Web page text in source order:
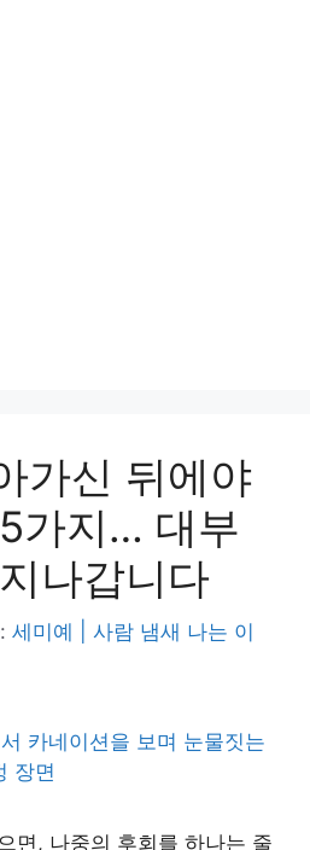
가신 뒤에야
가지… 대부
나갑니다
세미예 | 사람 냄새 나는 이
면, 나중의 후회를 하나는 줄